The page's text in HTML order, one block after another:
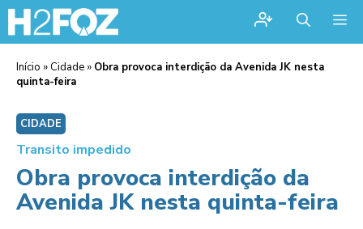
Início » Cidade » Obra provoca interdição da Avenida JK nesta
quinta-feira
CIDADE
Transito impedido
Obra provoca interdição da
Avenida JK nesta quinta-feira